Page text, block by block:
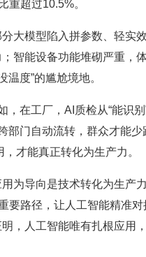
重超过10.5%。
大模型陷入拼参数、轻实
智能设备功能堆砌严重，
度”的尴尬境地。
在工厂，AI质检从“能识别
部门自动流转，群众才能少
才能真正转化为生产力。
为导向是技术转化为生产
要路径，让人工智能精准对
，人工智能唯有扎根应用